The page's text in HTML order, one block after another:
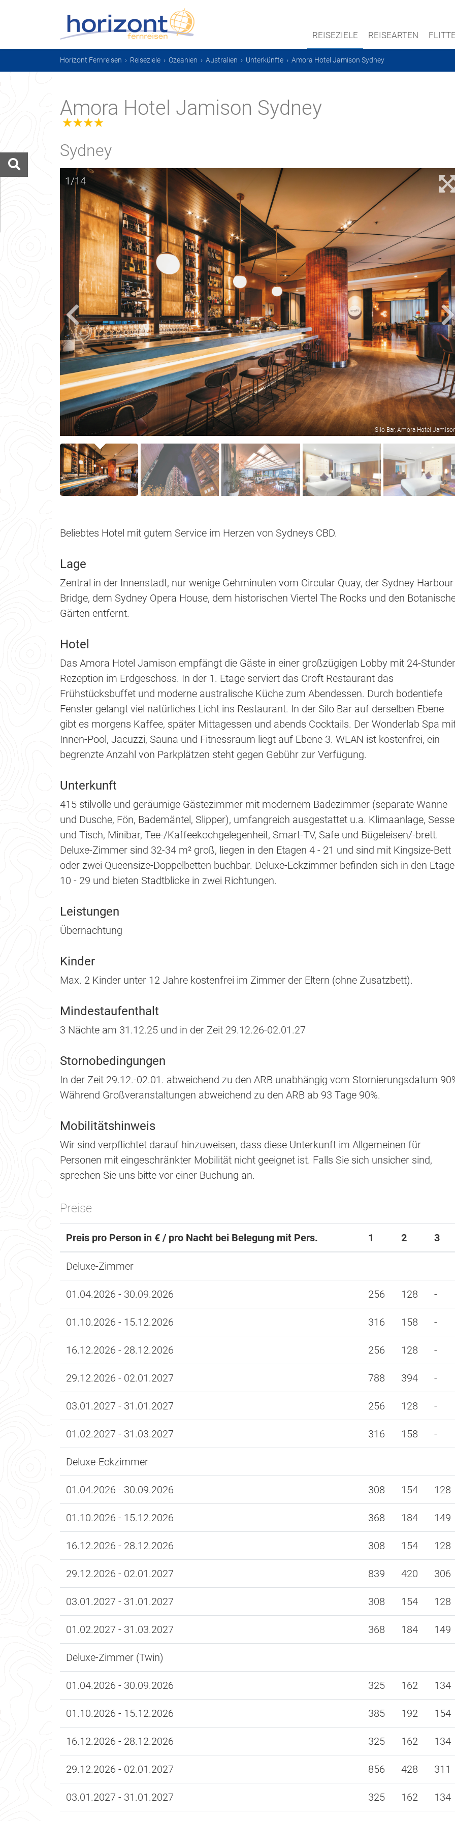
REISEZIELE REISEARTEN
Horizont Fernreisen › Reiseziele › Ozeanien › Australien › Unterkünfte › Amora Hotel Jamison Sydney
Amora Hotel Jamison Sydney
4.0
Sydney
1/14
Silo Bar, Amora Hotel
Beliebtes Hotel mit gutem Service im Herzen von Sydneys CBD.
Lage
Zentral in der Innenstadt, nur wenige Gehminuten vom Circular Quay, der Sydney Harbour
Bridge, dem Sydney Opera House, dem historischen Viertel The Rocks und den
Gärten entfernt.
Hotel
Das Amora Hotel Jamison empfängt die Gäste in einer großzügigen Lobby mit 24-
Rezeption im Erdgeschoss. In der 1. Etage serviert das Croft Restaurant das
Frühstücksbuffet und moderne australische Küche zum Abendessen. Durch bodentiefe
Fenster gelangt viel natürliches Licht ins Restaurant. In der Silo Bar auf derselben Ebene
gibt es morgens Kaffee, später Mittagessen und abends Cocktails. Der Wonderlab Spa
Innen-Pool, Jacuzzi, Sauna und Fitnessraum liegt auf Ebene 3. WLAN ist kostenfrei, ein
begrenzte Anzahl von Parkplätzen steht gegen Gebühr zur Verfügung.
Unterkunft
415 stilvolle und geräumige Gästezimmer mit modernem Badezimmer (separate Wanne
und Dusche, Fön, Bademäntel, Slipper), umfangreich ausgestattet u.a. Klimaanlage,
und Tisch, Minibar, Tee-/Kaffeekochgelegenheit, Smart-TV, Safe und Bügeleisen/-brett.
Deluxe-Zimmer sind 32-34 m² groß, liegen in den Etagen 4 - 21 und sind mit Kingsize-Bett
oder zwei Queensize-Doppelbetten buchbar. Deluxe-Eckzimmer befinden sich in den
10 - 29 und bieten Stadtblicke in zwei Richtungen.
Leistungen
Übernachtung
Kinder
Max. 2 Kinder unter 12 Jahre kostenfrei im Zimmer der Eltern (ohne Zusatzbett).
Mindestaufenthalt
3 Nächte am 31.12.25 und in der Zeit 29.12.26-02.01.27
Stornobedingungen
In der Zeit 29.12.-02.01. abweichend zu den ARB unabhängig vom Stornierungsdatum
Während Großveranstaltungen abweichend zu den ARB ab 93 Tage 90%.
Mobilitätshinweis
Wir sind verpflichtet darauf hinzuweisen, dass diese Unterkunft im Allgemeinen für
Personen mit eingeschränkter Mobilität nicht geeignet ist. Falls Sie sich unsicher sind,
sprechen Sie uns bitte vor einer Buchung an.
Preise
Preis pro Person in € / pro Nacht bei Belegung mit Pers. 1 2 3
Deluxe-Zimmer
01.04.2026 - 30.09.2026 256 128 -
01.10.2026 - 15.12.2026 316 158 -
16.12.2026 - 28.12.2026 256 128 -
29.12.2026 - 02.01.2027 788 394 -
03.01.2027 - 31.01.2027 256 128 -
01.02.2027 - 31.03.2027 316 158 -
Deluxe-Eckzimmer
01.04.2026 - 30.09.2026 308 154 128
01.10.2026 - 15.12.2026 368 184 149
16.12.2026 - 28.12.2026 308 154 128
29.12.2026 - 02.01.2027 839 420 306
03.01.2027 - 31.01.2027 308 154 128
01.02.2027 - 31.03.2027 368 184 149
Deluxe-Zimmer (Twin)
01.04.2026 - 30.09.2026 325 162 134
01.10.2026 - 15.12.2026 385 192 154
16.12.2026 - 28.12.2026 325 162 134
29.12.2026 - 02.01.2027 856 428 311
03.01.2027 - 31.01.2027 325 162 134